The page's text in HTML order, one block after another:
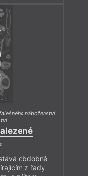
náboženství
obdobně
z řady